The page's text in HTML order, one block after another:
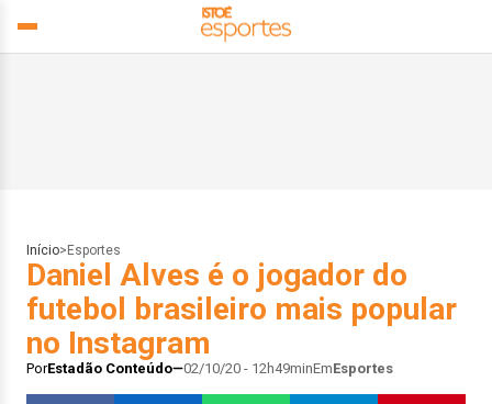
Início> Esportes
Daniel Alves é o jogador do
futebol brasileiro mais popular
no Instagram
PorEstadão Conteúdo 02/10/20 - 12h49minEmEsportes